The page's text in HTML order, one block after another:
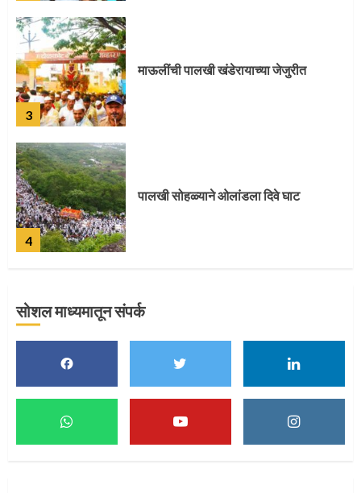
3
4
1
मुख्यमंत्र्यांच्या हस्ते विठ्ठलाची महापूजा
सोशल माध्यमातून संपर्क